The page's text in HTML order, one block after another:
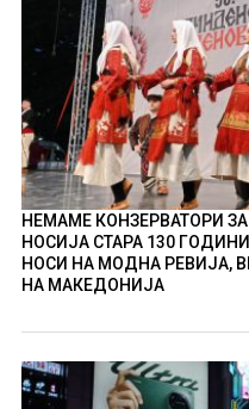
НЕМАМЕ КОНЗЕРВАТОРИ
НОСИЈА СТАРА 130
НОСИ НА МОДНА РЕВИЈА,
НА МАКЕДОНИЈА